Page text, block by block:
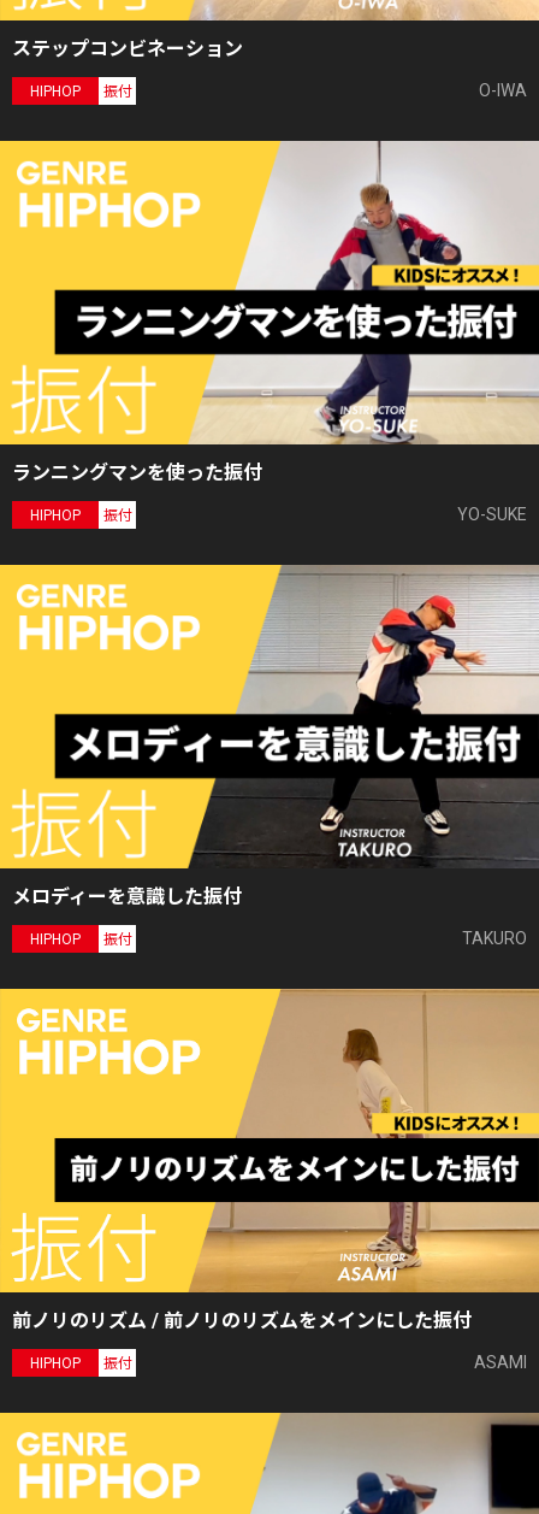
ステップコンビネーション
HIPHOP 振付 O-IWA
ランニングマンを使った振付
HIPHOP 振付 YO-SUKE
メロディーを意識した振付
HIPHOP 振付 TAKURO
前ノリのリズム / 前ノリのリズムをメインにした振付
HIPHOP 振付 ASAMI